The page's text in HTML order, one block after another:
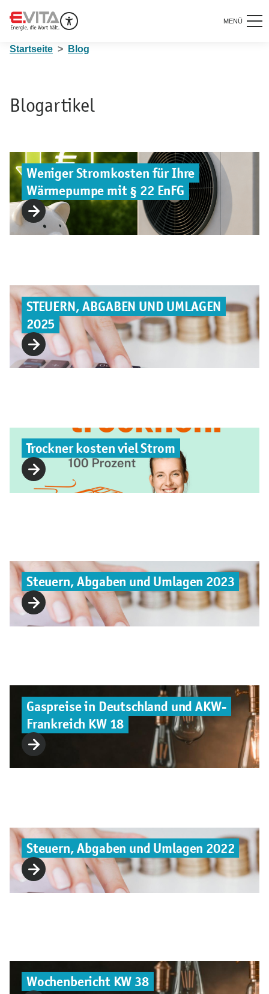
MENÜ
Startseite Blog
Blogartikel
Weniger Stromkosten für Ihre
Wärmepumpe mit § 22 EnFG
STEUERN, ABGABEN UND UMLAGEN
2025
Trockner kosten viel Strom
Steuern, Abgaben und Umlagen 2023
Gaspreise in Deutschland und AKW-
Frankreich KW 18
Steuern, Abgaben und Umlagen 2022
Wochenbericht KW 38